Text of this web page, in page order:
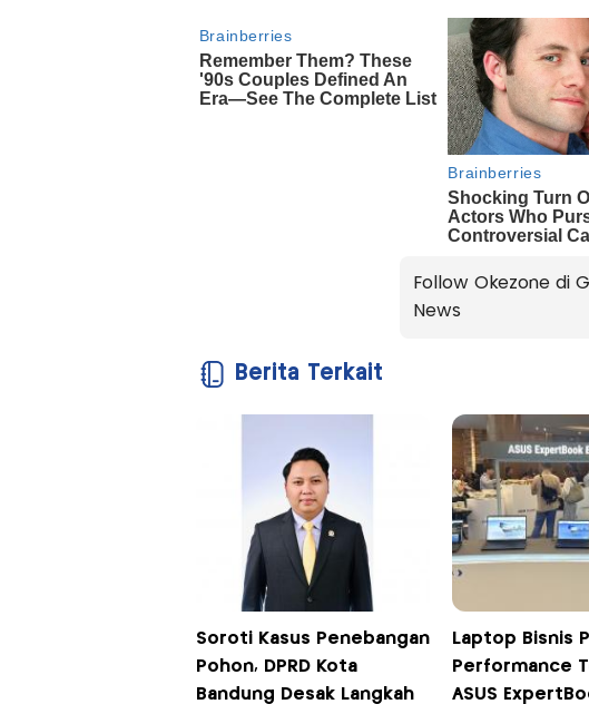
Follow Okezone di
News
Berita Terkait
Soroti Kasus Penebangan
Pohon, DPRD Kota
Bandung Desak Langkah
Laptop Bisnis
Performance
ASUS